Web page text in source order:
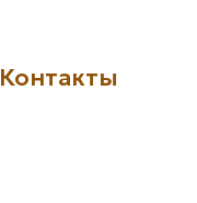
Контакты